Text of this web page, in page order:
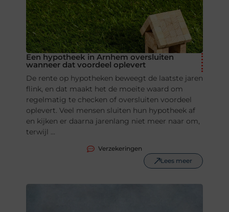
Een hypotheek in Arnhem oversluiten
wanneer dat voordeel oplevert
De rente op hypotheken beweegt de laatste jaren
flink, en dat maakt het de moeite waard om
regelmatig te checken of oversluiten voordeel
oplevert. Veel mensen sluiten hun hypotheek af
en kijken er daarna jarenlang niet meer naar om,
terwijl ...
Verzekeringen
Lees meer